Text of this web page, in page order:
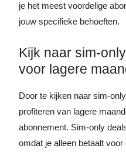
je het meest voordelige
jouw specifieke behoeften.
Kijk naar sim-
voor lagere
Door te kijken naar sim-
profiteren van lagere
abonnement. Sim-only
omdat je alleen betaalt